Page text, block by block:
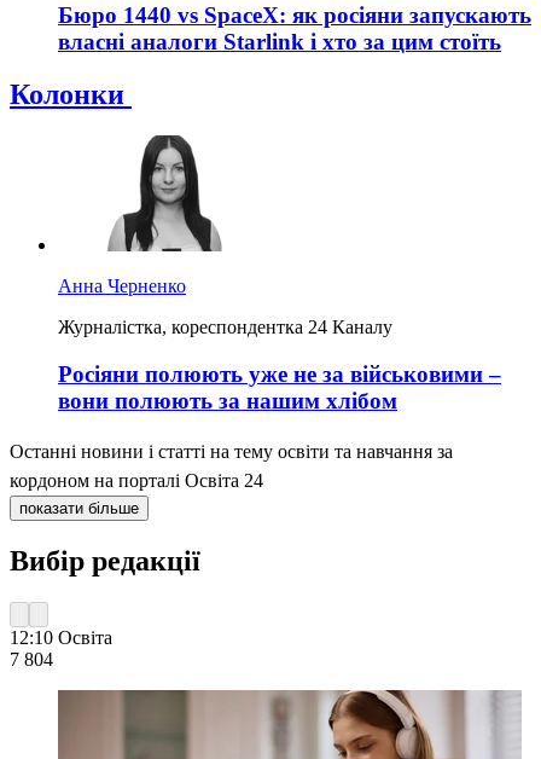
Бюро 1440 vs SpaceX: як росіяни запускають
власні аналоги Starlink і хто за цим стоїть
Колонки
Анна Черненко
Журналістка, кореспондентка 24 Каналу
Росіяни полюють уже не за військовими –
вони полюють за нашим хлібом
Останні новини і статті на тему освіти та навчання за
кордоном на порталі Освіта 24
показати більше
Вибір редакції
12:10 Освіта
7 804